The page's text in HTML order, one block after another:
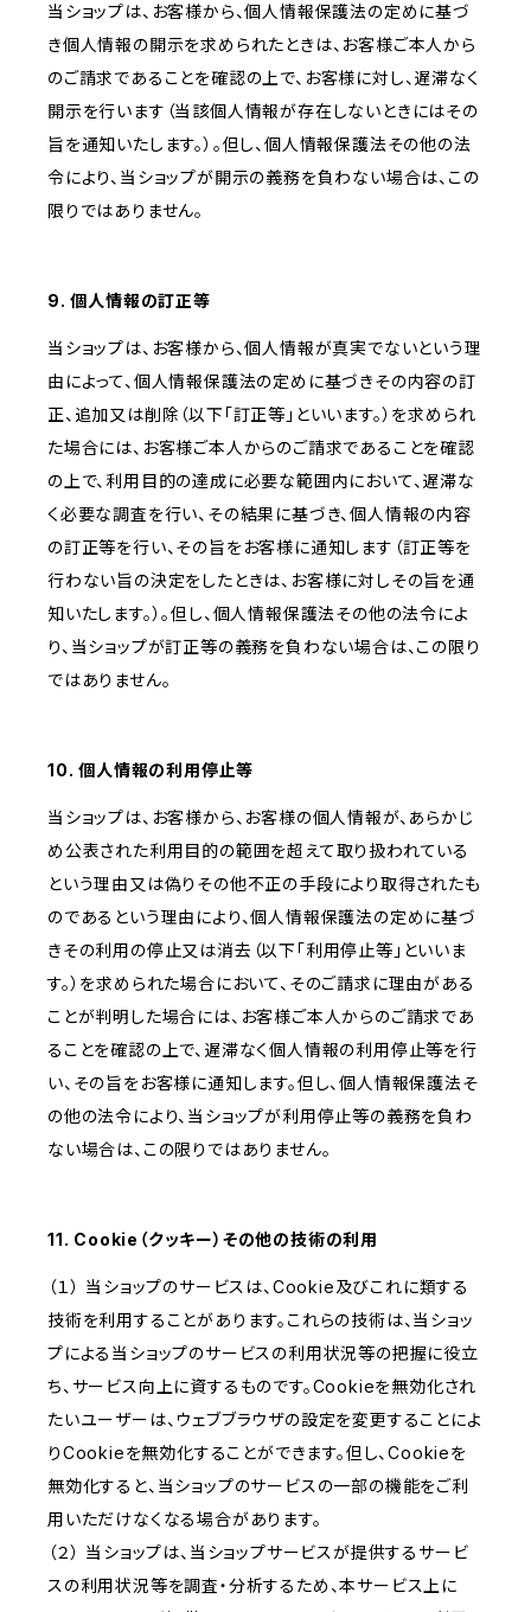
当ショップは、お客様から、個人情報保護法の定めに基づ
き個人情報の開示を求められたときは、お客様ご本人から
のご請求であることを確認の上で、お客様に対し、遅滞なく
開示を行います（当該個人情報が存在しないときにはその
旨を通知いたします。）。但し、個人情報保護法その他の法
令により、当ショップが開示の義務を負わない場合は、この
限りではありません。
9. 個人情報の訂正等
当ショップは、お客様から、個人情報が真実でないという理
由によって、個人情報保護法の定めに基づきその内容の訂
正、追加又は削除（以下「訂正等」といいます。）を求められ
た場合には、お客様ご本人からのご請求であることを確認
の上で、利用目的の達成に必要な範囲内において、遅滞な
く必要な調査を行い、その結果に基づき、個人情報の内容
の訂正等を行い、その旨をお客様に通知します（訂正等を
行わない旨の決定をしたときは、お客様に対しその旨を通
知いたします。）。但し、個人情報保護法その他の法令によ
り、当ショップが訂正等の義務を負わない場合は、この限り
ではありません。
10. 個人情報の利用停止等
当ショップは、お客様から、お客様の個人情報が、あらかじ
め公表された利用目的の範囲を超えて取り扱われている
という理由又は偽りその他不正の手段により取得されたも
のであるという理由により、個人情報保護法の定めに基づ
きその利用の停止又は消去（以下「利用停止等」といいま
す。）を求められた場合において、そのご請求に理由がある
ことが判明した場合には、お客様ご本人からのご請求であ
ることを確認の上で、遅滞なく個人情報の利用停止等を行
い、その旨をお客様に通知します。但し、個人情報保護法そ
の他の法令により、当ショップが利用停止等の義務を負わ
ない場合は、この限りではありません。
11. Cookie（クッキー）その他の技術の利用
（１） 当ショップのサービスは、Cookie及びこれに類する
技術を利用することがあります。これらの技術は、当ショッ
プによる当ショップのサービスの利用状況等の把握に役立
ち、サービス向上に資するものです。Cookieを無効化され
たいユーザーは、ウェブブラウザの設定を変更することによ
りCookieを無効化することができます。但し、Cookieを
無効化すると、当ショップのサービスの一部の機能をご利
用いただけなくなる場合があります。
（２） 当ショップは、当ショップサービスが提供するサービ
スの利用状況等を調査・分析するため、本サービス上に